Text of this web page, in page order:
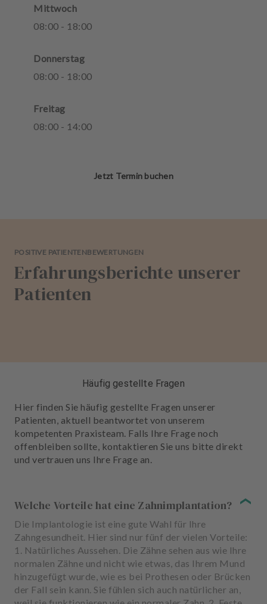
Mittwoch
08:00 - 18:00
Donnerstag
08:00 - 18:00
Freitag
08:00 - 14:00
Jetzt Termin buchen
POSITIVE PATIENTENBEWERTUNGEN
Erfahrungsberichte unserer
Patienten
Häufig gestellte Fragen
Hier finden Sie häufig gestellte Fragen unserer
Patienten, aktuell beantwortet von unserem
kompetenten Praxisteam. Falls Ihre Frage noch
offenbleiben sollte, kontaktieren Sie uns bitte direkt
und vertrauen uns Ihre Frage an.
Welche Vorteile hat eine Zahnimplantation?
Die Implantologie ist eine gute Wahl für Ihre
Zahngesundheit. Hier sind nur fünf der vielen Vorteile:
1. Natürliches Aussehen. Die Zähne sehen aus wie Ihre
normalen Zähne und nicht wie etwas, das Ihrem Mund
hinzugefügt wurde, wie es bei Prothesen oder Brücken
der Fall sein kann. Sie fühlen sich auch natürlicher an,